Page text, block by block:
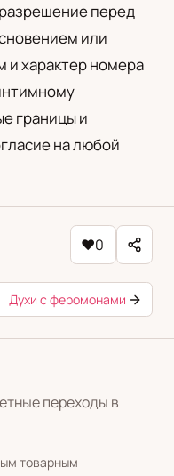
перед
или
и характер номера
границы и
на любой
♥0
Духи с феромонами
переходы в
товарным